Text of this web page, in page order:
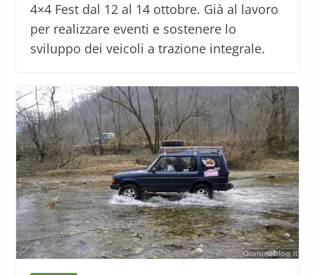
4×4 Fest dal 12 al 14 ottobre. Già al lavoro
per realizzare eventi e sostenere lo
sviluppo dei veicoli a trazione integrale.